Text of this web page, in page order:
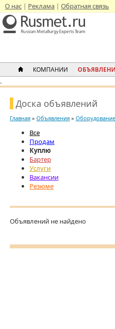
О нас Реклама Обратная связь
КОМПАНИИ
.
Доска объявлений
Главная » Объявления » Оборудование
Все
Продам
Куплю
Бартер
Услуги
Вакансии
Резюме
Объявлений не найдено